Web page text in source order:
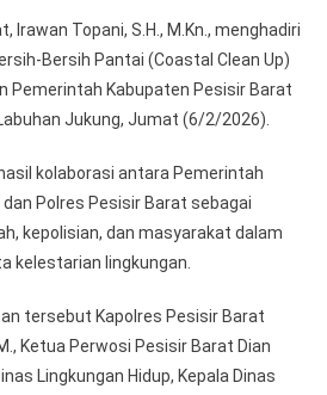
FUN
Irawan Topani, S.H., M.Kn., menghadiri
Bersih Pantai (Coastal Clean Up)
Pemerintah Kabupaten Pesisir Barat
Jukung, Jumat (6/2/2026).
kolaborasi antara Pemerintah
Polres Pesisir Barat sebagai
kepolisian, dan masyarakat dalam
kelestarian lingkungan.
tersebut Kapolres Pesisir Barat
Ketua Perwosi Pesisir Barat Dian
Lingkungan Hidup, Kepala Dinas